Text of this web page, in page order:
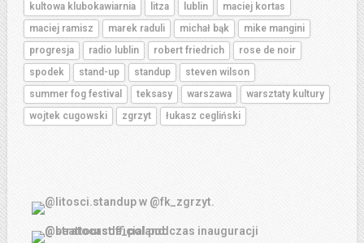
kultowa klubokawiarnia
litza lublin
maciej kortas
maciej ramisz
marek raduli michał bąk
mike mangini
progresja
radio lublin robert friedrich
rose de noir
spodek
stand-up standup
steven wilson
summer fog festival
teksasy warszawa
warsztaty kultury
wojtek cugowski
zgrzyt łukasz cegliński